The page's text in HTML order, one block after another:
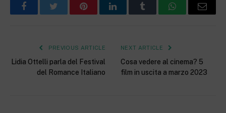
FacebookTwitter PinterestLinkedInTumblr WhatsAppEmail
PREVIOUS ARTICLE
Lidia Ottelli parla del Festival
del Romance Italiano
NEXT ARTICLE
Cosa vedere al cinema? 5
film in uscita a marzo 2023